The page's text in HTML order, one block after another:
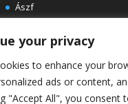
your privacy
to enhance your
ads or content,
"Accept All", you consent
Ászf
Ingyenes e-könyvek
Rólunk